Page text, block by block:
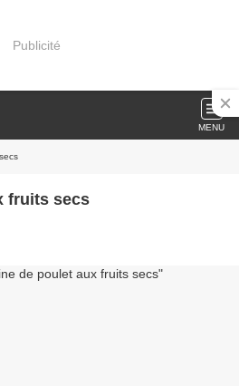
Publicité
MENU
fruits secs